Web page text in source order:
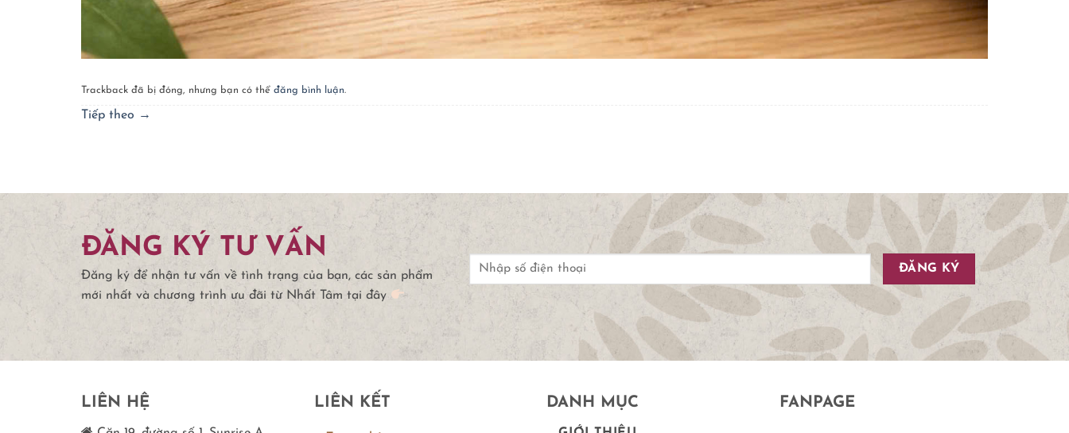
Trackback đã bị đóng, nhưng bạn có thể đăng bình luận.
Tiếp theo →
ĐĂNG KÝ TƯ VẤN
Đăng ký để nhận tư vấn về tình trạng của bạn, các sản phẩm
mới nhất và chương trình ưu đãi từ Nhất Tâm tại đây
LIÊN HỆ LIÊN KẾT DANH MỤC FANPAGE